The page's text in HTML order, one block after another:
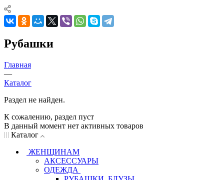
Рубашки
Главная
—
Каталог
Раздел не найден.
К сожалению, раздел пуст
В данный момент нет активных товаров
Каталог
ЖЕНЩИНАМ
АКСЕССУАРЫ
ОДЕЖДА